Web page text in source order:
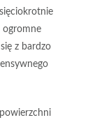
ogromne
z bardzo